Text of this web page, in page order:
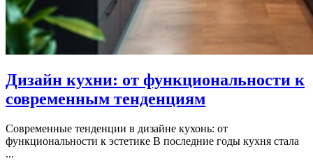
Дизайн кухни: от функциональности к
современным тенденциям
Современные тенденции в дизайне кухонь: от
функциональности к эстетике В последние годы кухня стала
...